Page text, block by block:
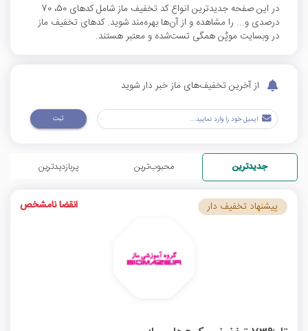
در این صفحه جدیدترین انواع کد تخفیف ماز شامل کدهای 50، 70
درصدی و... را مشاهده و از آن‌ها بهره‌مند شوید. کدهای تخفیف ماز
در وبسایت موپُن همگی تست‌شده و معتبر هستند.
از آخرین تخفیف‌های ماز خبر دار شوید
ثبت
جدیدترین محبوب‌ترین پربازدیدترین
پیشنهاد تخفیف دار انقضا نامشخص